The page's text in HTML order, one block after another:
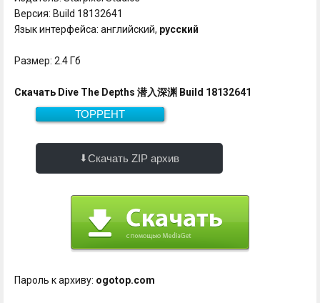
Версия: Build 18132641
Язык интерфейса: английский, русский
Размер: 2.4 Гб
Скачать Dive The Depths 潜入深渊 Build 18132641
ТОРРЕНТ
2.4 Гб
Скачать
Скачать ZIP архив
Пароль к архиву: ogotop.com